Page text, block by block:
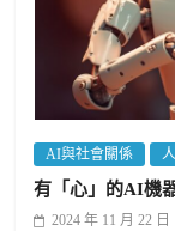
AI與社會關係
有「心」的AI機
2024 年 11 月 22 日